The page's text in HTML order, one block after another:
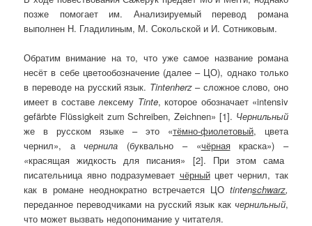
позже помогает им. Анализируемый перевод романа
выполнен Н. Гладилиным, М. Сокольской и И. Сотниковым.
Обратим внимание на то, что уже самое название романа
несёт в себе цветообозначение (далее – ЦО), однако только
в переводе на русский язык. Tintenherz– сложное слово, оно
имеет в составе лексему Tinte, которое обозначает «intensiv
gefärbte Flüssigkeit zum Schreiben, Zeichnen» [1]. Чернильный
же в русском языке – это «тёмно-фиолетовый, цвета
чернил», а чернила (буквально – «чёрнаякраска»)
–
«красящая жидкость для писания» [2]. При этом сама
писательница явно подразумевает чёрныйцвет чернил, так
как в романе неоднократно встречается ЦО tintenschwarz,
переданное переводчиками на русский язык какчернильный,
что может вызвать недопонимание у читателя.